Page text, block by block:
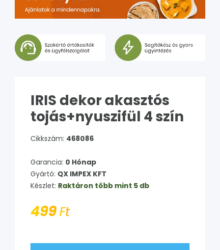
IRIS dekor akasztós
tojás+nyuszifül 4 szín
Cikkszám: 468086
Garancia: 0 Hónap
Gyártó: QX IMPEX KFT
Készlet: Raktáron több mint 5 db
499Ft